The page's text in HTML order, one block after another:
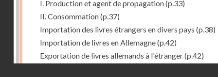
I. Production et agent de propagation(p.33)
II. Consommation(p.37)
Importation des livres étrangers en divers pays (p.38)
Importation de livres en Allemagne(p.42)
Exportation de livres allemands à l'étranger(p.42)